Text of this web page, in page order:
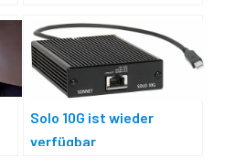
Solo 10G ist wieder
verfügbar